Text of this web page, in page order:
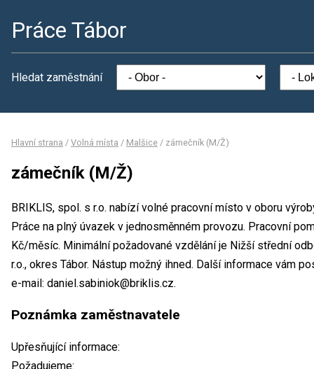
Práce Tábor
Hledat zaměstnání
Hlavní strana / Volná místa / Malšice / zámečník (M/Ž)
zámečník (M/Ž)
BRIKLIS, spol. s r.o. nabízí volné pracovní místo v oboru
Práce na plný úvazek v jednosměnném provozu. Pracovní
Kč/měsíc. Minimální požadované vzdělání je Nižší střední
r.o., okres Tábor. Nástup možný ihned. Další informace vám
e-mail: daniel.sabiniok@briklis.cz.
Poznámka zaměstnavatele
Upřesňující informace:
Požadujeme: